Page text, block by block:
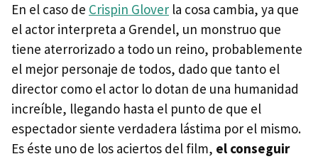
En el caso de Crispin Glover la cosa cambia, ya que
el actor interpreta a Grendel, un monstruo que
tiene aterrorizado a todo un reino, probablemente
el mejor personaje de todos, dado que tanto el
director como el actor lo dotan de una humanidad
increíble, llegando hasta el punto de que el
espectador siente verdadera lástima por el mismo.
Es éste uno de los aciertos del film, el conseguir